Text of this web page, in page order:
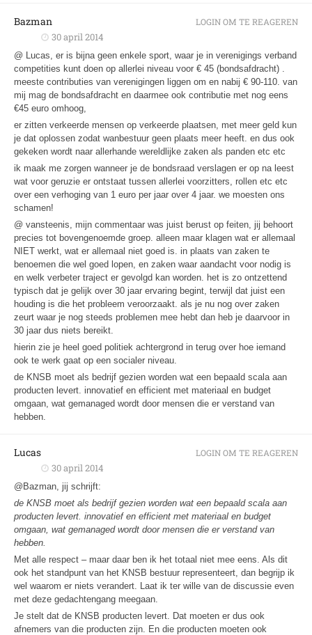
Bazman
30 april 2014
@ Lucas, er is bijna geen enkele sport, waar je in verenigings verband
competities kunt doen op allerlei niveau voor € 45 (bondsafdracht) .
meeste contributies van verenigingen liggen om en nabij € 90-110. van
mij mag de bondsafdracht en daarmee ook contributie met nog eens
€45 euro omhoog,
er zitten verkeerde mensen op verkeerde plaatsen, met meer geld kun
je dat oplossen zodat wanbestuur geen plaats meer heeft. en dus ook
gekeken wordt naar allerhande wereldlijke zaken als panden etc etc
ik maak me zorgen wanneer je de bondsraad verslagen er op na leest
wat voor geruzie er ontstaat tussen allerlei voorzitters, rollen etc etc
over een verhoging van 1 euro per jaar over 4 jaar. we moesten ons
schamen!
@ vansteenis, mijn commentaar was juist berust op feiten, jij behoort
precies tot bovengenoemde groep. alleen maar klagen wat er allemaal
NIET werkt, wat er allemaal niet goed is. in plaats van zaken te
benoemen die wel goed lopen, en zaken waar aandacht voor nodig is
en welk verbeter traject er gevolgd kan worden. het is zo ontzettend
typisch dat je gelijk over 30 jaar ervaring begint, terwijl dat juist een
houding is die het probleem veroorzaakt. als je nu nog over zaken
zeurt waar je nog steeds problemen mee hebt dan heb je daarvoor in
30 jaar dus niets bereikt.
hierin zie je heel goed politiek achtergrond in terug over hoe iemand
ook te werk gaat op een socialer niveau.
de KNSB moet als bedrijf gezien worden wat een bepaald scala aan
producten levert. innovatief en efficient met materiaal en budget
omgaan, wat gemanaged wordt door mensen die er verstand van
hebben.
LOGIN OM TE REAGEREN
Lucas
30 april 2014
@Bazman, jij schrijft:
de KNSB moet als bedrijf gezien worden wat een bepaald scala aan
producten levert. innovatief en efficient met materiaal en budget
omgaan, wat gemanaged wordt door mensen die er verstand van
hebben.
Met alle respect – maar daar ben ik het totaal niet mee eens. Als dit
ook het standpunt van het KNSB bestuur representeert, dan begrijp ik
wel waarom er niets verandert. Laat ik ter wille van de discussie even
met deze gedachtengang meegaan.
Je stelt dat de KNSB producten levert. Dat moeten er dus ook
afnemers van die producten zijn. En die producten moeten ook
LOGIN OM TE REAGEREN